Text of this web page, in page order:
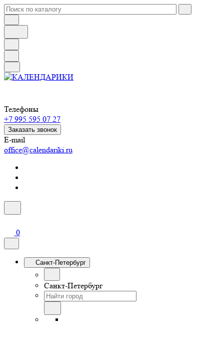
Телефоны
+7 995 595 07 27
Заказать звонок
E-mail
office@calendariki.ru
0
Санкт-Петербург
Санкт-Петербург